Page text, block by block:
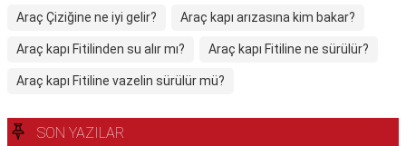
Araç Çiziğine ne iyi gelir? Araç kapı arızasına kim bakar?
Araç kapı Fitilinden su alır mı? Araç kapı Fitiline ne sürülür?
Araç kapı Fitiline vazelin sürülür mü?
SON YAZILAR